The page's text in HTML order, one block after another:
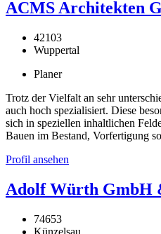
ACMS Architekten
42103
Wuppertal
Planer
Trotz der Vielfalt an sehr
auch hoch spezialisiert. Diese
sich in speziellen inhaltlichen
Bauen im Bestand, Vorfertigung
Profil ansehen
Adolf Würth GmbH
74653
Künzelsau